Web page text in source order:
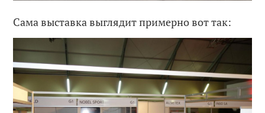
Сама выставка выглядит примерно вот так: